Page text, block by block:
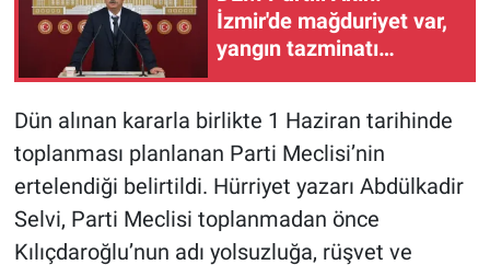
İzmir'de mağduriyet var,
yangın tazminatı
Dün alınan kararla birlikte 1 Haziran tarihinde
toplanması planlanan Parti Meclisi’nin
ertelendiği belirtildi. Hürriyet yazarı Abdülkadir
Selvi, Parti Meclisi toplanmadan önce
Kılıçdaroğlu’nun adı yolsuzluğa, rüşvet ve